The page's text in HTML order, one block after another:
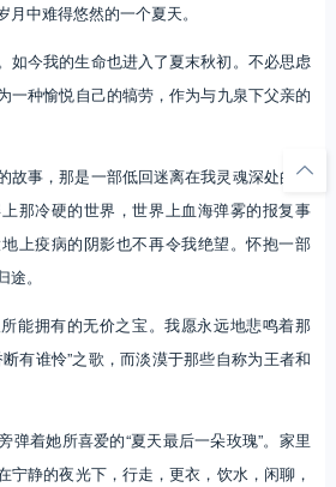
中难得悠然的一个夏天。
如今我的生命也进入了夏末秋初。不必思虑
一种愉悦自己的犒劳，作为与九泉下父亲的
故事，那是一部低回迷离在我灵魂深处的音
那冷硬的世界，世界上血海弹雾的报复事
上疫病的阴影也不再令我绝望。怀抱一部
。
能拥有的无价之宝。我愿永远地悲鸣着那
有谁怜”之歌，而淡漠于那些自称为王者和
弹着她所喜爱的“夏天最后一朵玫瑰”。家里
宁静的夜光下，行走，更衣，饮水，闲聊，